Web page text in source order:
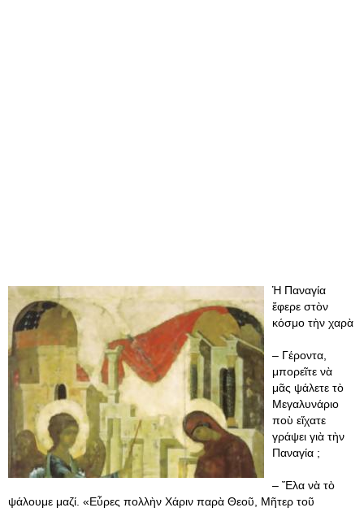
Ἡ Παναγία
ἔφερε στὸν
κόσμο τὴν χαρὰ
– Γέροντα,
μπορεῖτε νὰ
μᾶς ψάλετε τὸ
Μεγαλυνάριο
ποὺ εἴχατε
γράψει γιὰ τὴν
Παναγία ;
– Ἔλα νὰ τὸ
ψάλουμε μαζί. «Εὗρες πολλὴν Χάριν παρὰ Θεοῦ, Μῆτερ τοῦ